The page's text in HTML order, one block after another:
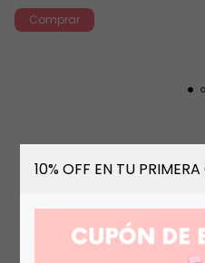
Skincare
10% OFF EN TU